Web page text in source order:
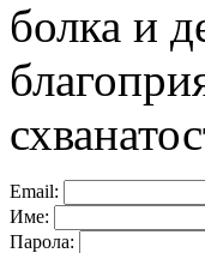
болка и
Email:
Име:
Парола: